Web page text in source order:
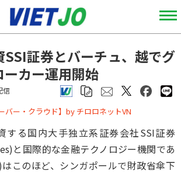
SSI証券とバーチュ、越でグ
カー運用開始
信
バー・クラウド】by チロロネットVN
する国内大手独立系証券会社SSI証券
と国際的な金融テクノロジー機関であ
このほど、シンガポールで財政省傘下